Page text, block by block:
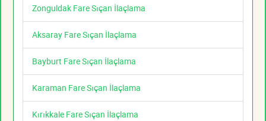
Zonguldak Fare Sıçan İlaçlama
Aksaray Fare Sıçan İlaçlama
Bayburt Fare Sıçan İlaçlama
Karaman Fare Sıçan İlaçlama
Kırıkkale Fare Sıçan İlaçlama